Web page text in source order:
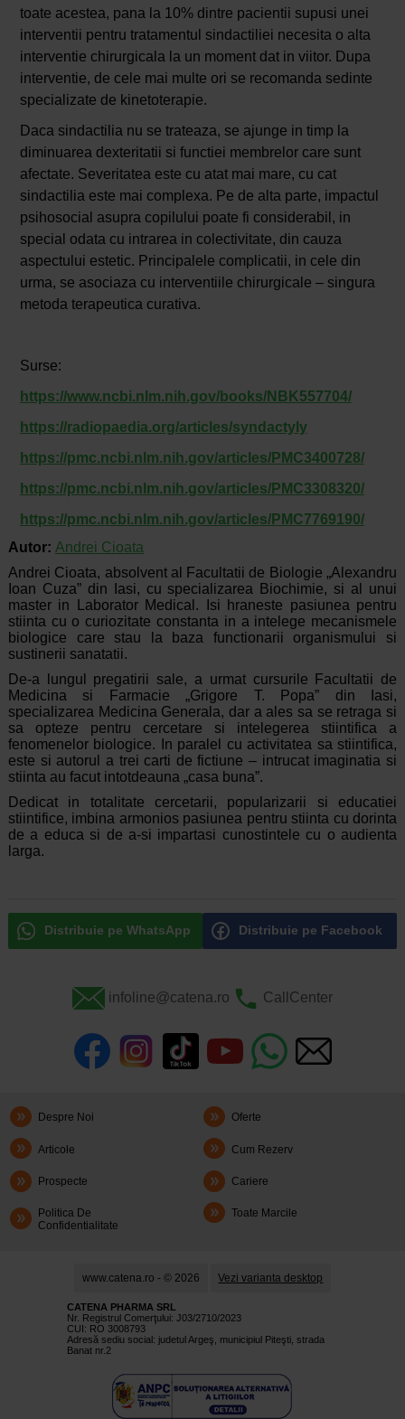
toate acestea, pana la 10% dintre pacientii supusi unei
interventii pentru tratamentul sindactiliei necesita o alta
interventie chirurgicala la un moment dat in viitor. Dupa
interventie, de cele mai multe ori se recomanda sedinte
specializate de kinetoterapie.
Daca sindactilia nu se trateaza, se ajunge in timp la
diminuarea dexteritatii si functiei membrelor care sunt
afectate. Severitatea este cu atat mai mare, cu cat
sindactilia este mai complexa. Pe de alta parte, impactul
psihosocial asupra copilului poate fi considerabil, in
special odata cu intrarea in colectivitate, din cauza
aspectului estetic. Principalele complicatii, in cele din
urma, se asociaza cu interventiile chirurgicale – singura
metoda terapeutica curativa.
Surse:
https://www.ncbi.nlm.nih.gov/books/NBK557704/
https://radiopaedia.org/articles/syndactyly
https://pmc.ncbi.nlm.nih.gov/articles/PMC3400728/
https://pmc.ncbi.nlm.nih.gov/articles/PMC3308320/
https://pmc.ncbi.nlm.nih.gov/articles/PMC7769190/
Autor: Andrei Cioata
Andrei Cioata, absolvent al Facultatii de Biologie „Alexandru
Ioan Cuza” din Iasi, cu specializarea Biochimie, si al unui
master in Laborator Medical. Isi hraneste pasiunea pentru
stiinta cu o curiozitate constanta in a intelege mecanismele
biologice care stau la baza functionarii organismului si
sustinerii sanatatii.
De-a lungul pregatirii sale, a urmat cursurile Facultatii de
Medicina si Farmacie „Grigore T. Popa” din Iasi,
specializarea Medicina Generala, dar a ales sa se retraga si
sa opteze pentru cercetare si intelegerea stiintifica a
fenomenelor biologice. In paralel cu activitatea sa stiintifica,
este si autorul a trei carti de fictiune – intrucat imaginatia si
stiinta au facut intotdeauna „casa buna”.
Dedicat in totalitate cercetarii, popularizarii si educatiei
stiintifice, imbina armonios pasiunea pentru stiinta cu dorinta
de a educa si de a-si impartasi cunostintele cu o audienta
larga.
Distribuie pe WhatsApp Distribuie pe Facebook
infoline@catena.ro CallCenter
Despre Noi Oferte
Articole Cum Rezerv
Prospecte Cariere
Politica De
Confidentialitate
Toate Marcile
www.catena.ro - © 2026 Vezi varianta desktop
CATENA PHARMA SRL
Nr. Registrul Comerţului: J03/2710/2023
CUI: RO 3008793
Adresă sediu social: judetul Argeş, municipiul Piteşti, strada
Banat nr.2